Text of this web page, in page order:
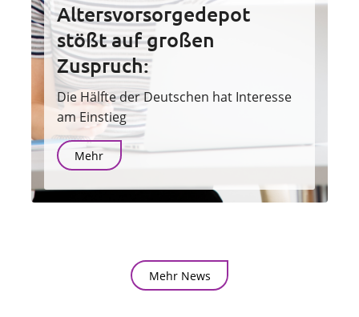
Altersvorsorgedepot
stößt auf großen
Zuspruch:
Die Hälfte der Deutschen hat Interesse
am Einstieg
Mehr
Mehr News